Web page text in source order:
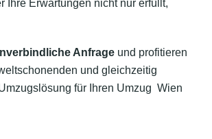
Ihre Erwartungen nicht nur erfüllt,
Anfrage und profitieren
und gleichzeitig
für Ihren Umzug Wien